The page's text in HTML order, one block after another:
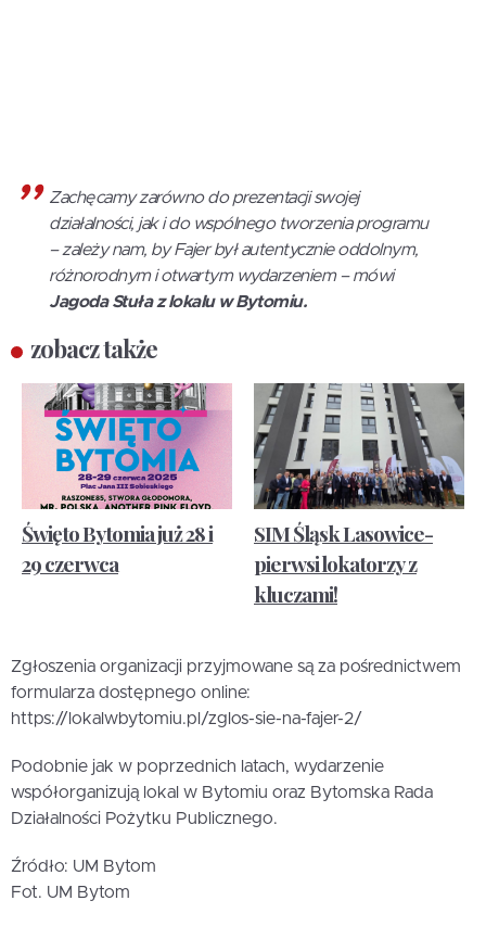
Zachęcamy zarówno do prezentacji swojej
działalności, jak i do wspólnego tworzenia programu
– zależy nam, by Fajer był autentycznie oddolnym,
różnorodnym i otwartym wydarzeniem – mówi
Jagoda Stuła z lokalu w Bytomiu.
zobacz także
Święto Bytomia już 28 i
29 czerwca
SIM Śląsk Lasowice-
pierwsi lokatorzy z
kluczami!
Zgłoszenia organizacji przyjmowane są za pośrednictwem
formularza dostępnego online:
https://lokalwbytomiu.pl/zglos-sie-na-fajer-2/
Podobnie jak w poprzednich latach, wydarzenie
współorganizują lokal w Bytomiu oraz Bytomska Rada
Działalności Pożytku Publicznego.
Źródło: UM Bytom
Fot. UM Bytom